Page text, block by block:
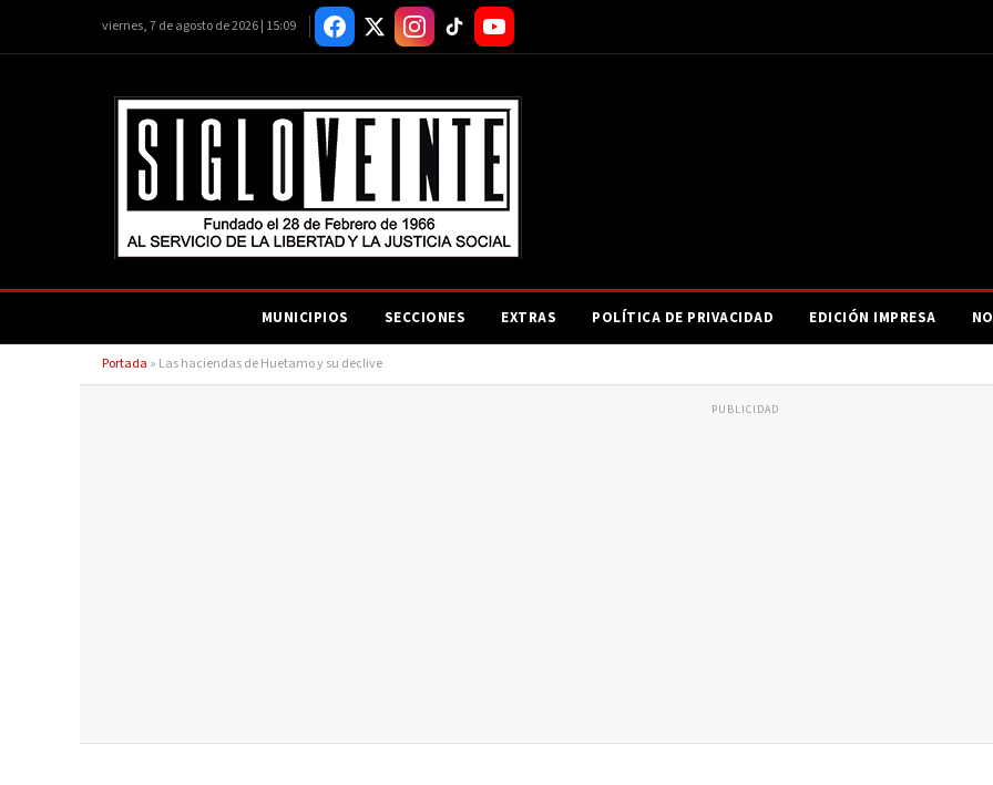
viernes, 7 de agosto de 2026 | 15:09
MUNICIPIOS SECCIONES EXTRAS POLÍTICA DE PRIVACIDAD EDICIÓN IMPRESA
Portada » Las haciendas de Huetamo y su declive
PUBLICIDAD